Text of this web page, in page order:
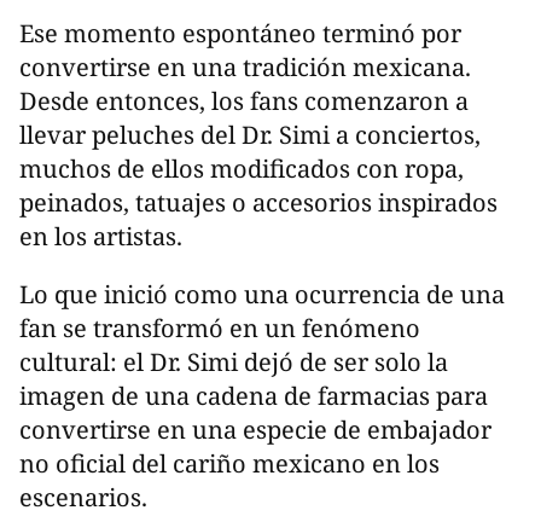
Ese momento espontáneo terminó por
convertirse en una tradición mexicana.
Desde entonces, los fans comenzaron a
llevar peluches del Dr. Simi a conciertos,
muchos de ellos modificados con ropa,
peinados, tatuajes o accesorios inspirados
en los artistas.
Lo que inició como una ocurrencia de una
fan se transformó en un fenómeno
cultural: el Dr. Simi dejó de ser solo la
imagen de una cadena de farmacias para
convertirse en una especie de embajador
no oficial del cariño mexicano en los
escenarios.